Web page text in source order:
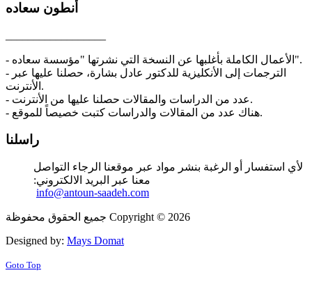
أنطون سعاده
- الأعمال الكاملة بأغلبها عن النسخة التي نشرتها "مؤسسة سعاده".
- الترجمات إلى الأنكليزية للدكتور عادل بشارة، حصلنا عليها عبر
الأنترنت.
- عدد من الدراسات والمقالات حصلنا عليها من الأنترنت.
- هناك عدد من المقالات والدراسات كتبت خصيصاً للموقع.
راسلنا
لأي استفسار أو الرغبة بنشر مواد عبر موقعنا الرجاء التواصل
معنا عبر البريد الالكتروني:
info@antoun-saadeh.com
جميع الحقوق محفوظة Copyright © 2026
Designed by: Mays Domat
Goto Top